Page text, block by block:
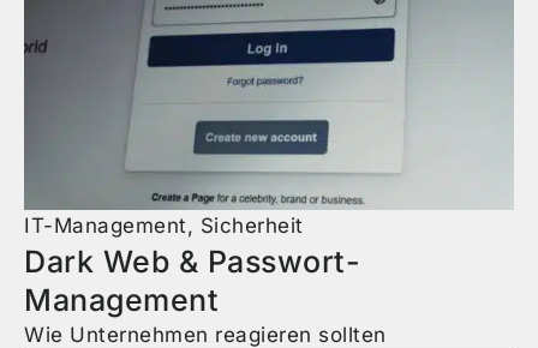
IT-Management , Sicherheit
Dark Web & Passwort-
Management
Wie Unternehmen reagieren sollten